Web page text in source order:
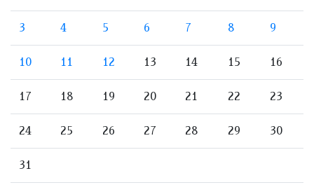
3 4 5 6 7 8 9
10 11 12 13 14 15 16
17 18 19 20 21 22 23
24 25 26 27 28 29 30
31